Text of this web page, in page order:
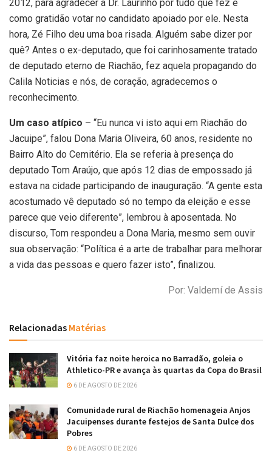
2012, para agradecer a Dr. Laurinho por tudo que fez e
como gratidão votar no candidato apoiado por ele. Nesta
hora, Zé Filho deu uma boa risada. Alguém sabe dizer por
quê? Antes o ex-deputado, que foi carinhosamente tratado
de deputado eterno de Riachão, fez aquela propagando do
Calila Noticias e nós, de coração, agradecemos o
reconhecimento.
Um caso atípico – “Eu nunca vi isto aqui em Riachão do
Jacuipe”, falou Dona Maria Oliveira, 60 anos, residente no
Bairro Alto do Cemitério. Ela se referia à presença do
deputado Tom Araújo, que após 12 dias de empossado já
estava na cidade participando de inauguração. “A gente esta
acostumado vê deputado só no tempo da eleição e esse
parece que veio diferente”, lembrou à aposentada. No
discurso, Tom respondeu a Dona Maria, mesmo sem ouvir
sua observação: “Política é a arte de trabalhar para melhorar
a vida das pessoas e quero fazer isto”, finalizou.
Por: Valdemí de Assis
Relacionadas Matérias
Vitória faz noite heroica no Barradão, goleia o
Athletico-PR e avança às quartas da Copa do Brasil
6 DE AGOSTO DE 2026
Comunidade rural de Riachão homenageia Anjos
Jacuipenses durante festejos de Santa Dulce dos
Pobres
6 DE AGOSTO DE 2026